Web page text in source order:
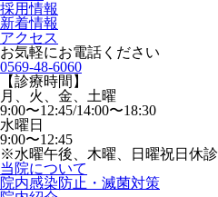
採用情報
新着情報
アクセス
お気軽にお電話ください
0569-48-6060
【診療時間】
月、火、金、土曜
9:00〜12:45/14:00〜18:30
水曜日
9:00〜12:45
※水曜午後、木曜、日曜祝日休診
当院について
院内感染防止・滅菌対策